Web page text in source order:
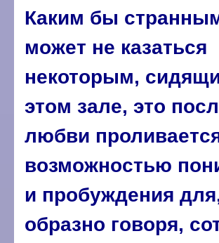
Каким бы
может не казаться
некоторым,
этом зале, это
любви
возможностью
и пробуждения
образно говоря,